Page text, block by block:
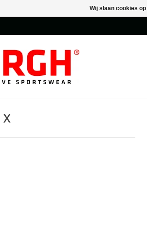
Wij slaan cookies